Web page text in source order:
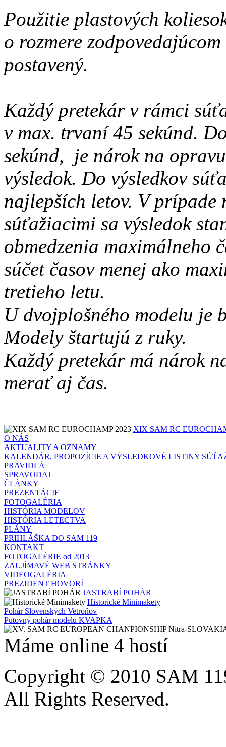
Použitie plastových
o rozmere
postavený.
Každý pretekár v rámci
v max. trvaní 45 sekúnd.
sekúnd, je nárok na
výsledok. Do výsledkov
najlepších letov. V prípade
súťažiacimi sa výsledok
obmedzenia maximálneho
súčet časov menej ako
tretieho letu.
U dvojplošného modelu je
Modely štartujú z ruky.
Každý pretekár má nárok
merať aj čas.
XIX SAM RC
O NÁS
AKTUALITY A OZNAMY
KALENDÁR, PROPOZÍCIE A VÝSLEDKOVÉ LISTINY
PRAVIDLÁ
SPRAVODAJ
ČLÁNKY
PREZENTÁCIE
FOTOGALÉRIA
HISTÓRIA MODELOV
HISTÓRIA LETECTVA
PLÁNY
PRIHLÁŠKA DO SAM 119
KONTAKT
FOTOGALÉRIE od 2013
ZAUJÍMAVÉ WEB STRÁNKY
VIDEOGALÉRIA
PREZIDENT HOVORÍ
JASTRABÍ POHÁR
Historické Minimakety
Pohár Slovenských Vetroňov
Putovný pohár modelu KVAPKA
Máme online 4 hostí
Copyright © 2010 SAM
All Rights Reserved.